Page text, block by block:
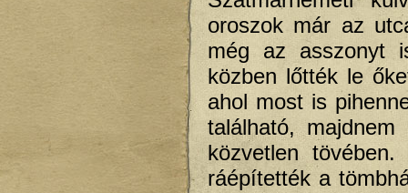
oroszok már az
még az asszonyt
közben lőtték le
ahol most is
található,
közvetlen
ráépítették a